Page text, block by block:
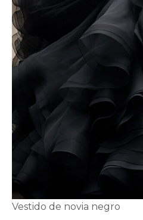
Vestido de novia negro